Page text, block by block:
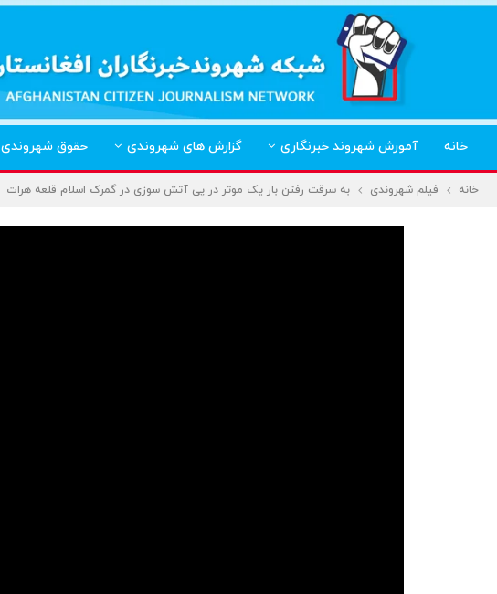
خانه آموزش شهروند خبرنگاری گزارش های شهروندی حقوق شهروندی
خانه فیلم شهروندی به سرقت رفتن بار یک موتر در پی آتش سوزی در گمرک اسلام قلعه هرات